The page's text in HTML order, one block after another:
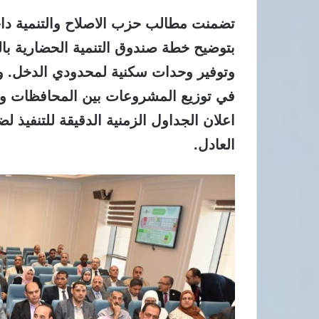
تضمنت مطالب حزب الاصلاح والتنمية
بتوضيح خطة صندوق التنمية الحضارية
وتوفير وحدات سكنية لمحدودي الدخل.
في توزيع المشروعات بين المحافظات
اعلان الجداول الزمنية الدقيقة
العادل.